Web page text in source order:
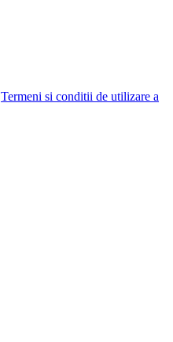
Termeni si conditii de utilizare a